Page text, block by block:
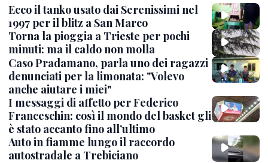
Ecco il tanko usato dai Serenissimi nel
1997 per il blitz a San Marco
Torna la pioggia a Trieste per pochi
minuti: ma il caldo non molla
Caso Pradamano, parla uno dei ragazzi
denunciati per la limonata: "Volevo
anche aiutare i miei"
I messaggi di affetto per Federico
Franceschin: così il mondo del basket gli
è stato accanto fino all’ultimo
Auto in fiamme lungo il raccordo
autostradale a Trebiciano